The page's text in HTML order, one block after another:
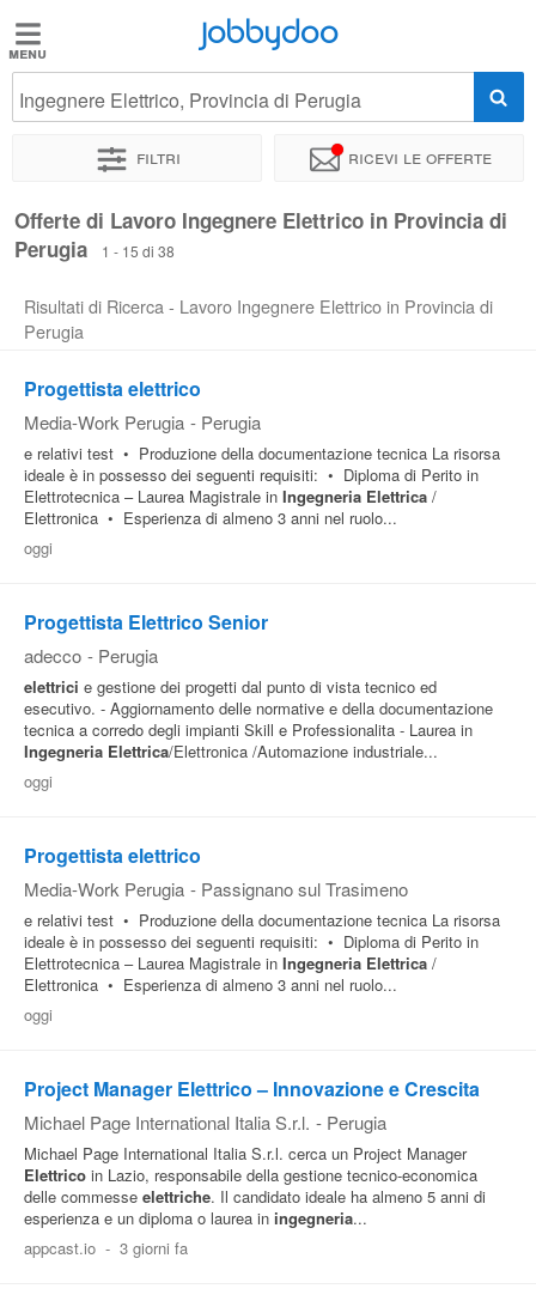
Jobbydoo
Offerte
Stipendi
Elenco
Blog
Area
Aziende
Jobbydoo
Ingegnere Elettrico, Provincia di Perugia
Filtri Ricevi le offerte
Offerte di Lavoro Ingegnere Elettrico in Provincia di
Perugia
1 - 15 di 38
Risultati di Ricerca - Lavoro Ingegnere Elettrico in Provincia di
Perugia
Progettista elettrico
Media-Work Perugia - Perugia
e relativi test • Produzione della documentazione tecnica La risorsa
ideale è in possesso dei seguenti requisiti: • Diploma di Perito in
Elettrotecnica – Laurea Magistrale in Ingegneria Elettrica /
Elettronica • Esperienza di almeno 3 anni nel ruolo...
oggi
Progettista Elettrico Senior
adecco - Perugia
elettrici e gestione dei progetti dal punto di vista tecnico ed
esecutivo. - Aggiornamento delle normative e della documentazione
tecnica a corredo degli impianti Skill e Professionalita - Laurea in
Ingegneria Elettrica/Elettronica /Automazione industriale...
oggi
Progettista elettrico
Media-Work Perugia - Passignano sul Trasimeno
e relativi test • Produzione della documentazione tecnica La risorsa
ideale è in possesso dei seguenti requisiti: • Diploma di Perito in
Elettrotecnica – Laurea Magistrale in Ingegneria Elettrica /
Elettronica • Esperienza di almeno 3 anni nel ruolo...
oggi
Project Manager Elettrico – Innovazione e Crescita
Michael Page International Italia S.r.l. - Perugia
Michael Page International Italia S.r.l. cerca un Project Manager
Elettrico in Lazio, responsabile della gestione tecnico-economica
delle commesse elettriche. Il candidato ideale ha almeno 5 anni di
esperienza e un diploma o laurea in ingegneria...
appcast.io - 3 giorni fa